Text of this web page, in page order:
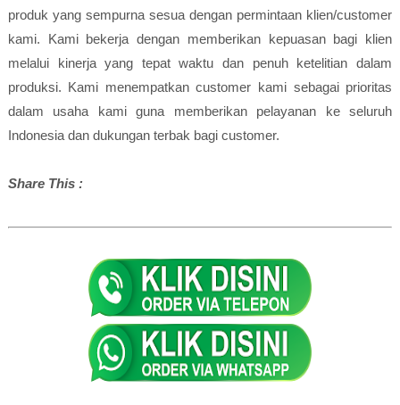
produk yang sempurna sesua dengan permintaan klien/customer
kami. Kami bekerja dengan memberikan kepuasan bagi klien
melalui kinerja yang tepat waktu dan penuh ketelitian dalam
produksi. Kami menempatkan customer kami sebagai prioritas
dalam usaha kami guna memberikan pelayanan ke seluruh
Indonesia dan dukungan terbak bagi customer.
Share This :